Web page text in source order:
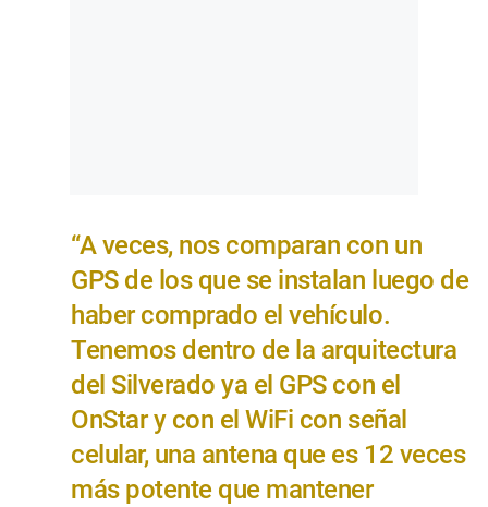
“A veces, nos comparan con un
GPS de los que se instalan luego de
haber comprado el vehículo.
Tenemos dentro de la arquitectura
del Silverado ya el GPS con el
OnStar y con el WiFi con señal
celular, una antena que es 12 veces
más potente que mantener